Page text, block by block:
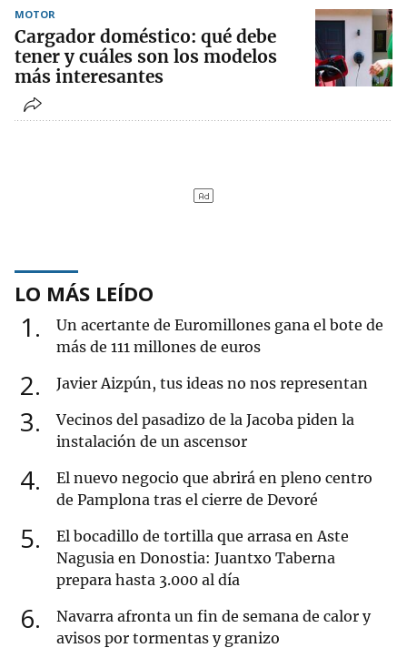
MOTOR
Cargador doméstico: qué debe
tener y cuáles son los modelos
más interesantes
LO MÁS LEÍDO
1
Un acertante de Euromillones gana el bote de
más de 111 millones de euros
2 Javier Aizpún, tus ideas no nos representan
3
Vecinos del pasadizo de la Jacoba piden la
instalación de un ascensor
4
El nuevo negocio que abrirá en pleno centro
de Pamplona tras el cierre de Devoré
5
El bocadillo de tortilla que arrasa en Aste
Nagusia en Donostia: Juantxo Taberna
prepara hasta 3.000 al día
6
Navarra afronta un fin de semana de calor y
avisos por tormentas y granizo